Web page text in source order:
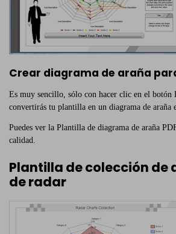
Crear diagrama de araña
Es muy sencillo, sólo con hacer clic en el botón
convertirás tu plantilla en un diagrama de araña
Puedes ver la Plantilla de diagrama de araña
calidad.
Plantilla de colección de
de radar